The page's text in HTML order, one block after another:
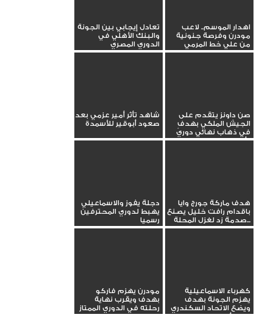
اهدار الموسم.. لاعب
مودرن وفرصة جنونية
من علي خط المرمي
تعادل إيجابي بين الجونة
والبنك الأهلي في
الدوري المصري
صن داونز يتقدم على
الجيش الملكي بهدفٍ
في ذهاب نهائي دوري
أبطال...
شاهد تأثر أمير عزمي بعد
صعود أبوقير للأسمدة
هدف ماركة جورج وايا
باقدام رافت خليل يصنع
صدمة زد لغزل المحلة...
دجلة يفوز والاسماعيلي
يهبط لدوري المحترفين
رسميا
كهرباء الاسماعيلية
يهزم الجونة بهدف
ويضع الاتحاد السكندري
في مأزق
مودرن يهزم فاركو
بهدف ويقرب نهاية
رحلته في الدوري الممتاز